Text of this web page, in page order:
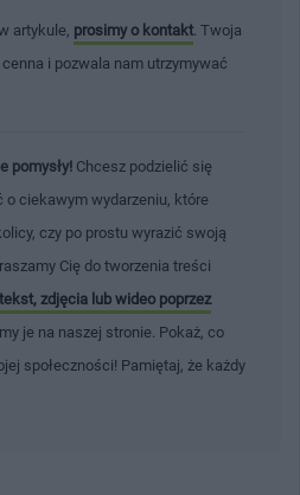
artykule, prosimy o kontakt . Twoja
i pozwala nam utrzymywać
pomysły! Chcesz podzielić się
ciekawym wydarzeniu, które
czy po prostu wyrazić swoją
Cię do tworzenia treści
zdjęcia lub wideo poprzez
je na naszej stronie. Pokaż, co
społeczności! Pamiętaj, że każdy